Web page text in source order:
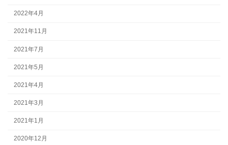
2022年4月
2021年11月
2021年7月
2021年5月
2021年4月
2021年3月
2021年1月
2020年12月